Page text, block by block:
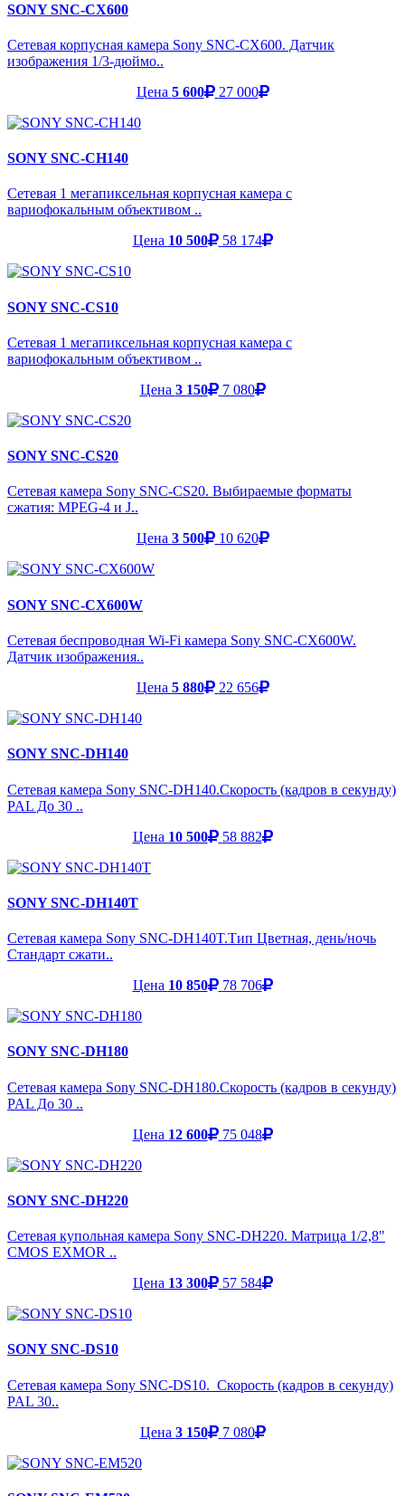
SONY SNC-CX600
Сетевая корпусная камера Sony SNC-CX600. Датчик
изображения 1/3-дюймо..
Цена 5 600 27 000
SONY SNC-CH140
Сетевая 1 мегапиксельная корпусная камера с
вариофокальным объективом ..
Цена 10 500 58 174
SONY SNC-CS10
Сетевая 1 мегапиксельная корпусная камера с
вариофокальным объективом ..
Цена 3 150 7 080
SONY SNC-CS20
Сетевая камера Sony SNC-CS20. Выбираемые форматы
сжатия: MPEG-4 и J..
Цена 3 500 10 620
SONY SNC-CX600W
Сетевая беспроводная Wi-Fi камера Sony SNC-CX600W.
Датчик изображения..
Цена 5 880 22 656
SONY SNC-DH140
Сетевая камера Sony SNC-DH140.Скорость (кадров в секунду)
PAL До 30 ..
Цена 10 500 58 882
SONY SNC-DH140T
Сетевая камера Sony SNC-DH140T.Тип Цветная, день/ночь
Стандарт сжати..
Цена 10 850 78 706
SONY SNC-DH180
Сетевая камера Sony SNC-DH180.Скорость (кадров в секунду)
PAL До 30 ..
Цена 12 600 75 048
SONY SNC-DH220
Сетевая купольная камера Sony SNC-DH220. Матрица 1/2,8"
CMOS EXMOR ..
Цена 13 300 57 584
SONY SNC-DS10
Сетевая камера Sony SNC-DS10. Скорость (кадров в секунду)
PAL 30..
Цена 3 150 7 080